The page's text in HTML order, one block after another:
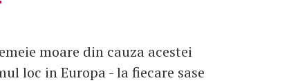
moare din cauza acestei
loc in Europa - la fiecare sase